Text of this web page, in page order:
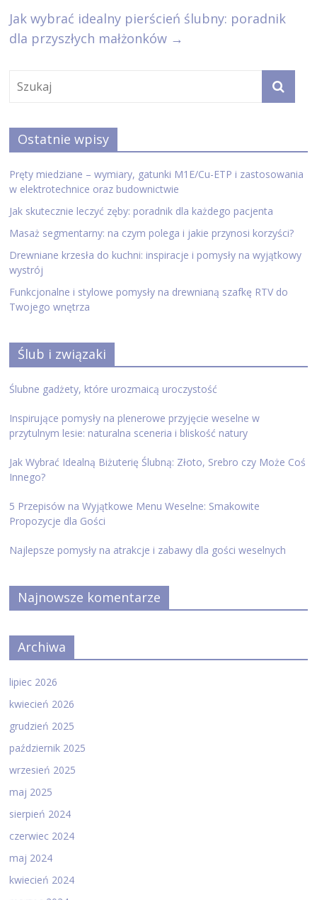
Jak wybrać idealny pierścień ślubny: poradnik
dla przyszłych małżonków →
Ostatnie wpisy
Pręty miedziane – wymiary, gatunki M1E/Cu-ETP i zastosowania
w elektrotechnice oraz budownictwie
Jak skutecznie leczyć zęby: poradnik dla każdego pacjenta
Masaż segmentarny: na czym polega i jakie przynosi korzyści?
Drewniane krzesła do kuchni: inspiracje i pomysły na wyjątkowy
wystrój
Funkcjonalne i stylowe pomysły na drewnianą szafkę RTV do
Twojego wnętrza
Ślub i związaki
Ślubne gadżety, które urozmaicą uroczystość
Inspirujące pomysły na plenerowe przyjęcie weselne w
przytulnym lesie: naturalna sceneria i bliskość natury
Jak Wybrać Idealną Biżuterię Ślubną: Złoto, Srebro czy Może Coś
Innego?
5 Przepisów na Wyjątkowe Menu Weselne: Smakowite
Propozycje dla Gości
Najlepsze pomysły na atrakcje i zabawy dla gości weselnych
Najnowsze komentarze
Archiwa
lipiec 2026
kwiecień 2026
grudzień 2025
październik 2025
wrzesień 2025
maj 2025
sierpień 2024
czerwiec 2024
maj 2024
kwiecień 2024